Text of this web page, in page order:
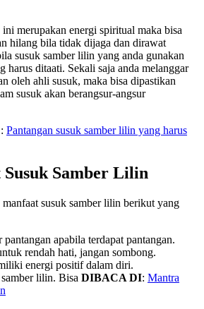
merupakan energi spiritual maka bisa
hilang bila tidak dijaga dan dirawat
susuk samber lilin yang anda gunakan
harus ditaati. Sekali saja anda melanggar
oleh ahli susuk, maka bisa dipastikan
susuk akan berangsur-angsur
Pantangan susuk samber lilin yang harus
Samber Lilin
susuk samber lilin berikut yang
pantangan apabila terdapat pantangan.
rendah hati, jangan sombong.
energi positif dalam diri.
lilin. Bisa DIBACA DI: Mantra